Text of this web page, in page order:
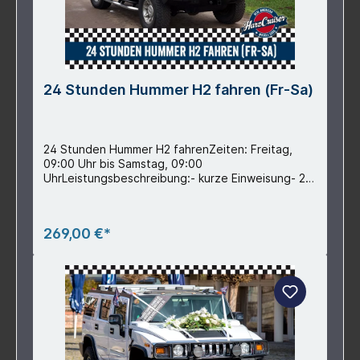
24 Stunden Hummer H2 fahren (Fr-Sa)
24 Stunden Hummer H2 fahrenZeiten: Freitag,
09:00 Uhr bis Samstag, 09:00
UhrLeistungsbeschreibung:- kurze Einweisung- 24
500 € möglich, siehe Zubehör)- inkl. 200
Autowäsche nach Fahrzeugrückgabe- inkl. aller
Beifahrer (Zusatzfahrer siehe Zubehör)-
Rechtssicherheit durch gemeinsam ausgefertigtes
Übergabe-/RückgabeprotokollTeilnahmevorausse
tzungen:- Mindestalter 23 Jahre- Führerschein
Klasse B- Mindestens 5 Jahre einen gültigen
Führerschein- Personalausweis- normale
269,00 €*